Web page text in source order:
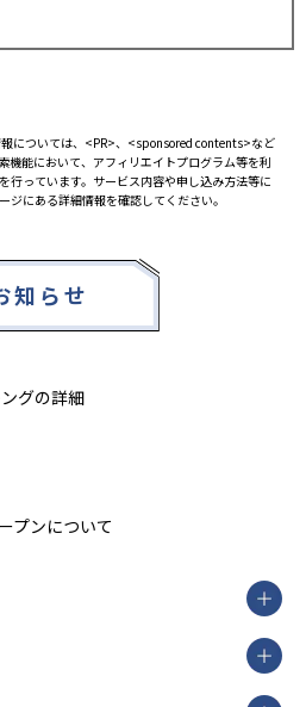
については、<PR>、<sponsored contents>など
機能において、アフィリエイトプログラム等を利
行っています。サービス内容や申し込み方法等に
にある詳細情報を確認してください。
知らせ
グの詳細
プンについて